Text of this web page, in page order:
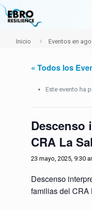
Inicio Eventos en
« Todos los
Este evento ha
Descenso
CRA La
23 mayo, 2025, 9:30
Descenso
familias del CRA